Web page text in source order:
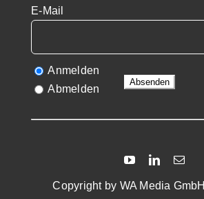
E-Mail
Anmelden
Abmelden
Copyright by WA Media GmbH